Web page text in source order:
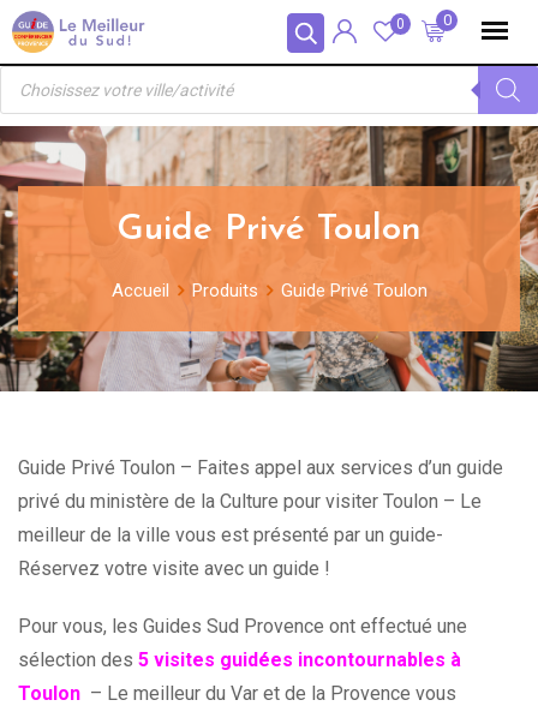
Panneau de gestion des cookies
Skip
to
content
0
0
Recherche
produits
Guide Privé Toulon
Accueil Produits Guide Privé Toulon
Guide Privé Toulon – Faites appel aux services d’un guide
privé du ministère de la Culture pour visiter Toulon – Le
meilleur de la ville vous est présenté par un guide-
Réservez votre visite avec un guide !
Pour vous, les Guides Sud Provence ont effectué une
sélection des 5 visites guidées incontournables à
Toulon – Le meilleur du Var et de la Provence vous